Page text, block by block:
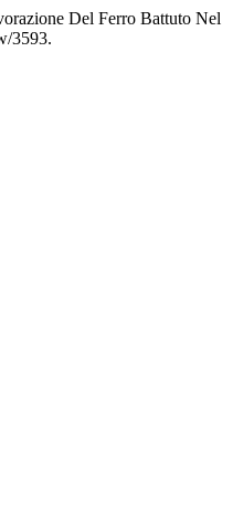
Del Ferro Battuto Nel
3593.